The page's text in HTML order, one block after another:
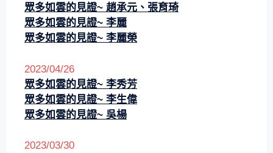
眾多如雲的見證~ 趙承元、張育琦
眾多如雲的見證~ 李麗
眾多如雲的見證~ 李麗榮
2023/04/26
眾多如雲的見證~ 李秀芳
眾多如雲的見證~ 李生偉
眾多如雲的見證~ 吳楊
2023/03/30